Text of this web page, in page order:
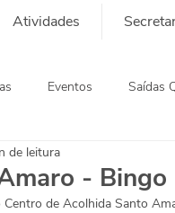
Atividades
Eventos Saídas
- Bingo
de leitura
de Acolhida Santo